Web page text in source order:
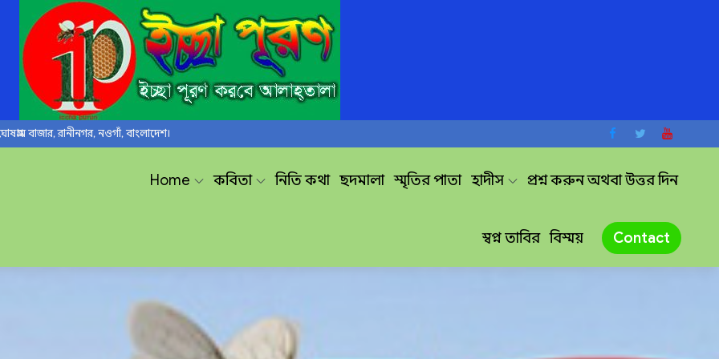
বাজার, রানীনগর, নওগাঁ, বাংলাদেশ।
Home কবিতা নিতি কথা ছন্দমালা স্মৃতির পাতা হাদীস প্রশ্ন করুন অথবা উত্তর দিন
স্বপ্ন তাবির বিস্ময় Contact